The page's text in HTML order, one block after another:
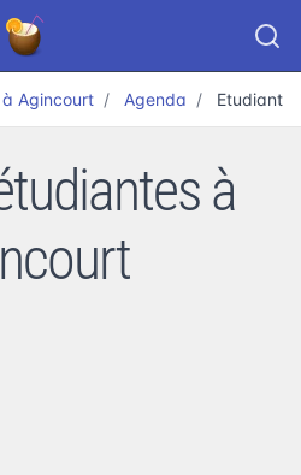
Agincourt Agenda Etudiant
à